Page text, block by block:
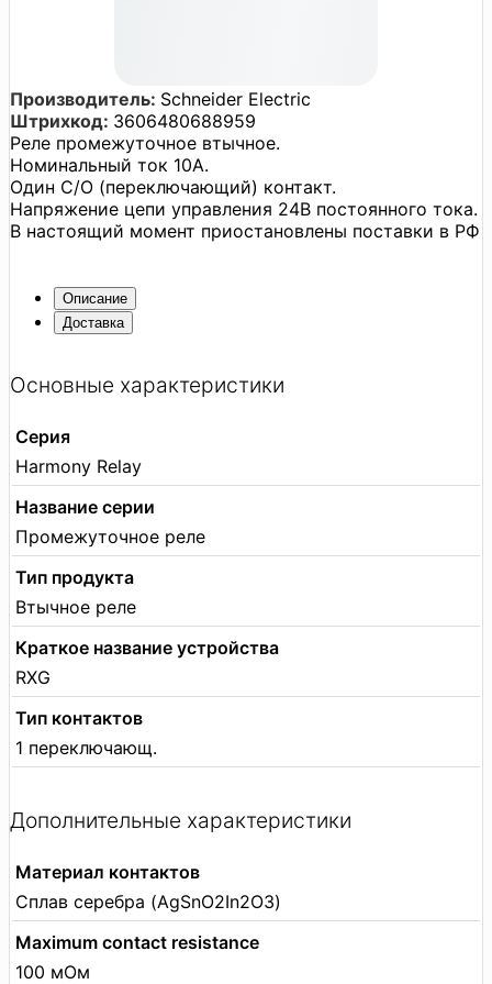
Производитель: Schneider Electric
Штрихкод: 3606480688959
Реле промежуточное втычное.
Номинальный ток 10A.
Один С/О (переключающий) контакт.
Напряжение цепи управления 24В постоянного тока.
В настоящий момент приостановлены поставки в РФ
Описание
Доставка
Основные характеристики
Серия
Harmony Relay
Название серии
Промежуточное реле
Тип продукта
Втычное реле
Краткое название устройства
RXG
Тип контактов
1 переключающ.
Дополнительные характеристики
Материал контактов
Сплав серебра (AgSnO2In2O3)
Maximum contact resistance
100 мОм